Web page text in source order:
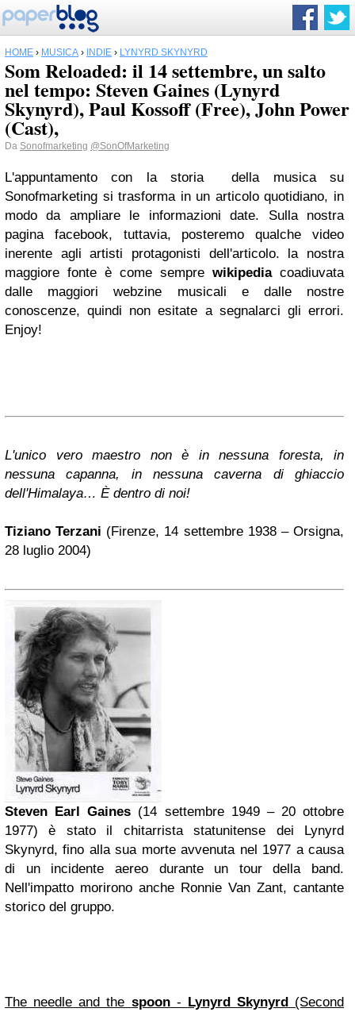
HOME › MUSICA › INDIE › LYNYRD SKYNYRD
Som Reloaded: il 14 settembre, un salto
nel tempo: Steven Gaines (Lynyrd
Skynyrd), Paul Kossoff (Free), John Power
(Cast),
Da Sonofmarketing @SonOfMarketing
L'appuntamento con la storia della musica su
Sonofmarketing si trasforma in un articolo quotidiano, in
modo da ampliare le informazioni date. Sulla nostra
pagina facebook, tuttavia, posteremo qualche video
inerente agli artisti protagonisti dell'articolo. la nostra
maggiore fonte è come sempre wikipediacoadiuvata
dalle maggiori webzine musicali e dalle nostre
conoscenze, quindi non esitate a segnalarci gli errori.
Enjoy!
L'unico vero maestro non è in nessuna foresta, in
nessuna capanna, in nessuna caverna di ghiaccio
dell'Himalaya… È dentro di noi!
Tiziano Terzani (Firenze, 14 settembre 1938 – Orsigna,
28 luglio 2004)
Steven Earl Gaines (14 settembre 1949 – 20 ottobre
1977) è stato il chitarrista statunitense dei Lynyrd
Skynyrd, fino alla sua morte avvenuta nel 1977 a causa
di un incidente aereo durante un tour della band.
Nell'impatto morirono anche Ronnie Van Zant, cantante
storico del gruppo.
The needle and the spoon- Lynyrd Skynyrd(Second